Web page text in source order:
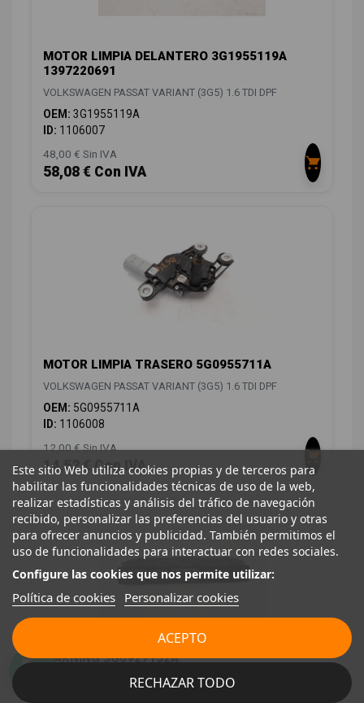
MOTOR LIMPIA DELANTERO 3G1955119A
1397220691
VOLKSWAGEN PASSAT VARIANT (3G5) 1.6 TDI DPF
OEM: 3G1955119A
ID: 1106007
48,00 € Sin IVA
58,08 € Con IVA
MOTOR LIMPIA TRASERO 5G0955711A
VOLKSWAGEN PASSAT VARIANT (3G5) 1.6 TDI DPF
OEM: 5G0955711A
ID: 1106008
12,00 € Sin IVA
14,52 € Con IVA
WARNING 3G0927132A
VOLKSWAGEN PASSAT VARIANT (3G5) 1.6 TDI DPF
Este sitio Web utiliza cookies propias y de terceros para
habilitar las funcionalidades técnicas de uso de la web,
realizar estadísticas y análisis del tráfico de navegación
recibido, personalizar las preferencias del usuario y otras
para ofrecer anuncios y publicidad. También permitimos el
uso de funcionalidades para interactuar con redes sociales.
Configure las cookies que nos permite utilizar:
Política de cookies Personalizar cookies
RECHAZAR TODO
ACEPTO